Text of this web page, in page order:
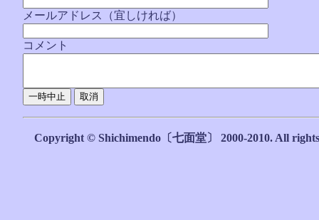
メールアドレス（宜しければ）
コメント
Copyright © Shichimendo〔七面堂〕 2000-2010. All